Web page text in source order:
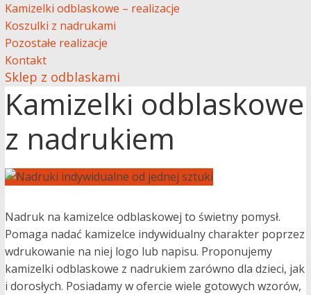
Kamizelki odblaskowe – realizacje
Koszulki z nadrukami
Pozostałe realizacje
Kontakt
Sklep z odblaskami
Kamizelki odblaskowe
z nadrukiem
Nadruk na kamizelce odblaskowej to świetny pomysł.
Pomaga nadać kamizelce indywidualny charakter poprzez
wdrukowanie na niej logo lub napisu. Proponujemy
kamizelki odblaskowe z nadrukiem zarówno dla dzieci, jak
i dorosłych. Posiadamy w ofercie wiele gotowych wzorów,